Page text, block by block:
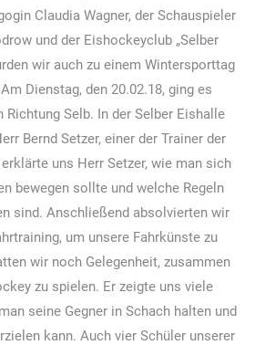
Claudia Wagner, der Schauspieler
und der Eishockeyclub „Selber
wir auch zu einem Wintersporttag
Dienstag, den 20.02.18, ging es
Selb. In der Selber Eishalle
Bernd Setzer, einer der Trainer der
uns Herr Setzer, wie man sich
bewegen sollte und welche Regeln
sind. Anschließend absolvierten wir
um unsere Fahrkünste zu
wir noch Gelegenheit, zusammen
zu spielen. Er zeigte uns viele
seine Gegner in Schach halten und
kann. Auch vier Schüler unserer